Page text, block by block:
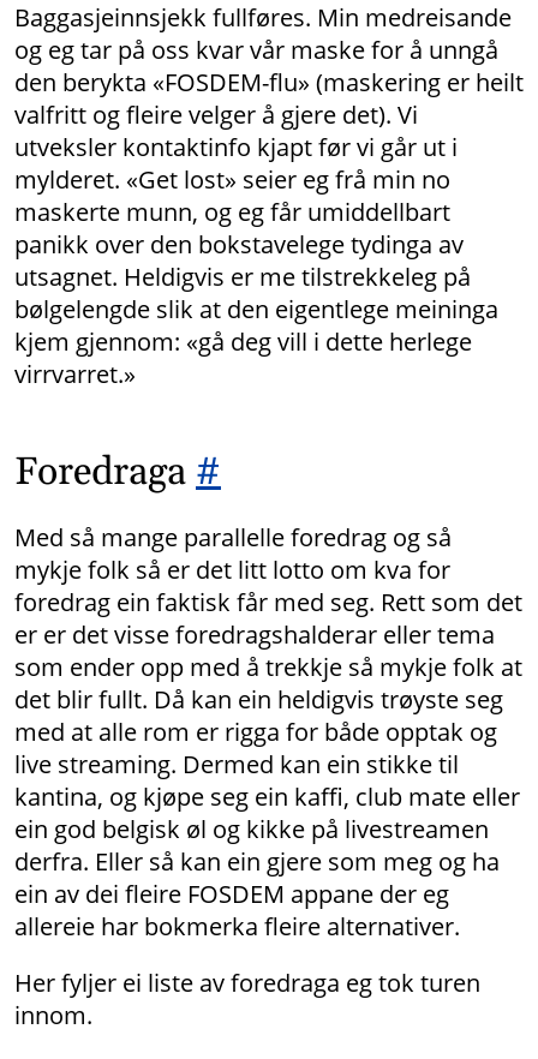
Baggasjeinnsjekk fullføres. Min medreisande
og eg tar på oss kvar vår maske for å unngå
den berykta «FOSDEM-flu» (maskering er heilt
valfritt og fleire velger å gjere det). Vi
utveksler kontaktinfo kjapt før vi går ut i
mylderet. «Get lost» seier eg frå min no
maskerte munn, og eg får umiddellbart
panikk over den bokstavelege tydinga av
utsagnet. Heldigvis er me tilstrekkeleg på
bølgelengde slik at den eigentlege meininga
kjem gjennom: «gå deg vill i dette herlege
virrvarret.»
Foredraga #
Med så mange parallelle foredrag og så
mykje folk så er det litt lotto om kva for
foredrag ein faktisk får med seg. Rett som det
er er det visse foredragshalderar eller tema
som ender opp med å trekkje så mykje folk at
det blir fullt. Då kan ein heldigvis trøyste seg
med at alle rom er rigga for både opptak og
live streaming. Dermed kan ein stikke til
kantina, og kjøpe seg ein kaffi, club mate eller
ein god belgisk øl og kikke på livestreamen
derfra. Eller så kan ein gjere som meg og ha
ein av dei fleire FOSDEM appane der eg
allereie har bokmerka fleire alternativer.
Her fyljer ei liste av foredraga eg tok turen
innom.